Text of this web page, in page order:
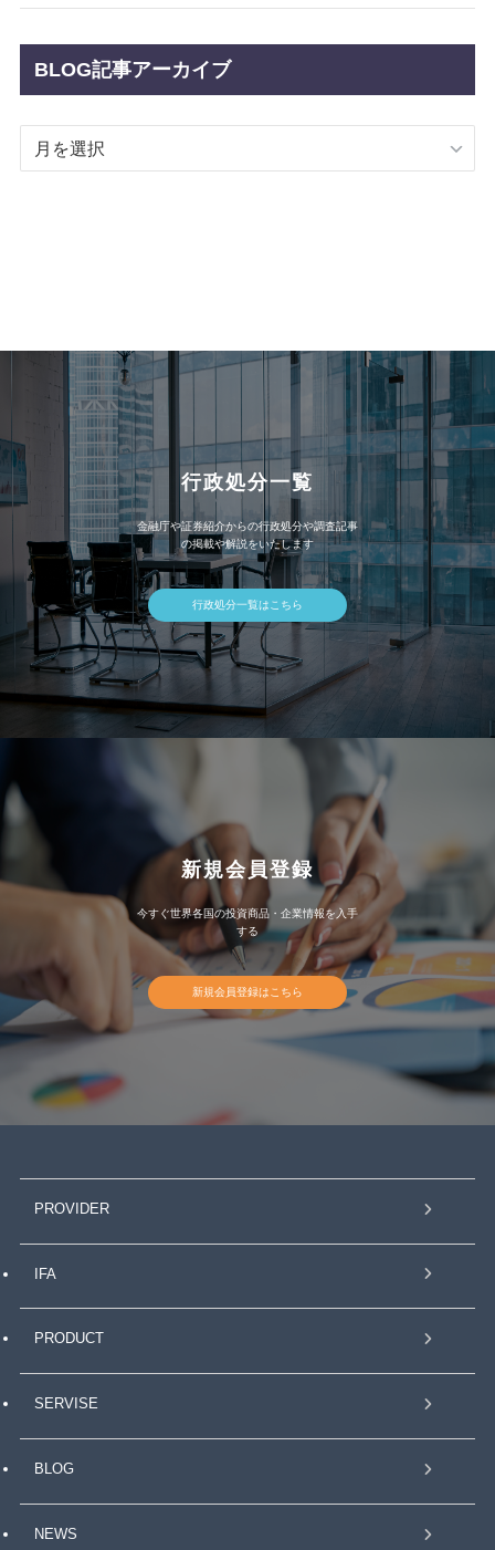
BLOG記事アーカイブ
BLOG
行政処分一覧
金融庁や証券紹介からの行政処分や調査記事
の掲載や解説をいたします
行政処分一覧はこちら
新規会員登録
今すぐ世界各国の投資商品・企業情報を入手
する
新規会員登録はこちら
PROVIDER
IFA
PRODUCT
SERVISE
BLOG
NEWS